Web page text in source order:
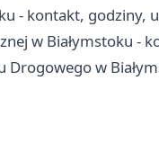
- kontakt, godziny,
w Białymstoku -
w